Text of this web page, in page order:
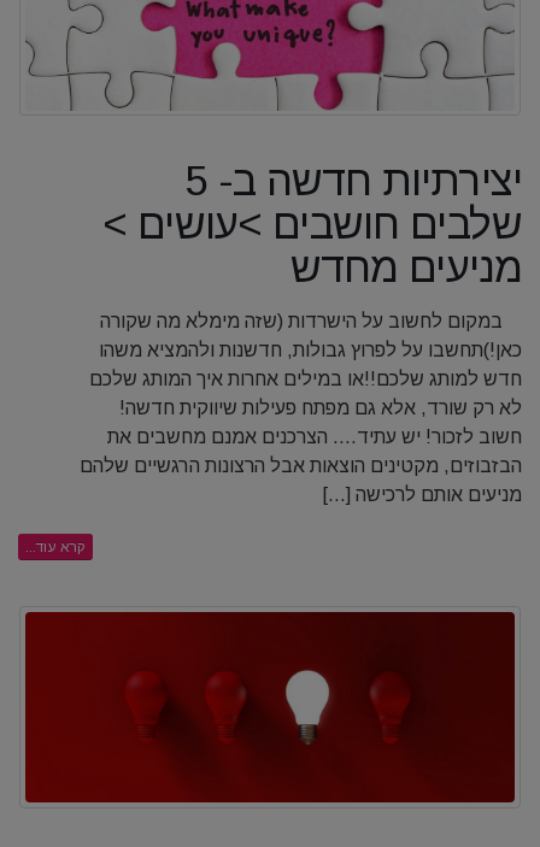
יצירתיות חדשה ב- 5
שלבים חושבים >עושים >
מניעים מחדש
במקום לחשוב על הישרדות (שזה מימלא מה שקורה
כאן!)תחשבו על לפרוץ גבולות, חדשנות ולהמציא משהו
חדש למותג שלכם!!או במילים אחרות איך המותג שלכם
לא רק שורד, אלא גם מפתח פעילות שיווקית חדשה!
חשוב לזכור! יש עתיד…. הצרכנים אמנם מחשבים את
הבזבוזים, מקטינים הוצאות אבל הרצונות הרגשיים שלהם
מניעים אותם לרכישה [...]
קרא עוד...